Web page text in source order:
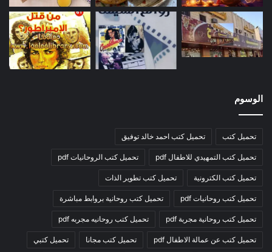
الوسوم
تحميل كتب تحميل كتب احمد خالد توفيق
تحميل كتب التمهيدي للاطفال pdf تحميل كتب الروحانيات pdf
تحميل كتب الكترونية تحميل كتب تطوير الذات
تحميل كتب روحانيات pdf تحميل كتب روحانية بروابط مباشرة
تحميل كتب روحانية مجربة pdf تحميل كتب روحانيه مجربه pdf
تحميل كتب عن عمالة الاطفال pdf تحميل كتب مجانا تحميل كتبي